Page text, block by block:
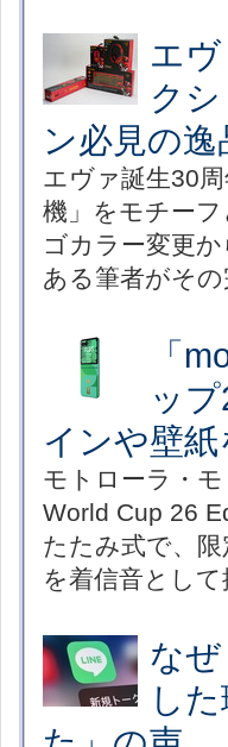
エ
ク
ン必見の
エヴァ誕生30
機」をモチー
ゴカラー変更
ある筆者がそ
「
ッ
インや壁紙
モトローラ・
World Cup 26
たたみ式で、
を着信音として
な
し